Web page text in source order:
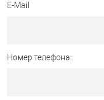
E-Mail
Номер телефона: